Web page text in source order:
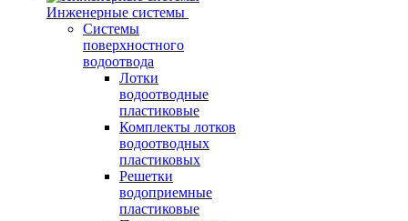
Инженерные системы
Системы
поверхностного
водоотвода
Лотки
водоотводные
пластиковые
Комплекты лотков
водоотводных
пластиковых
Решетки
водоприемные
пластиковые